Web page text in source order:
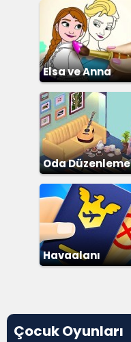
Elsa ve Anna
Boyama Kitabı
Oda Düzenleme
Havaalanı
Çocuk Oyunları